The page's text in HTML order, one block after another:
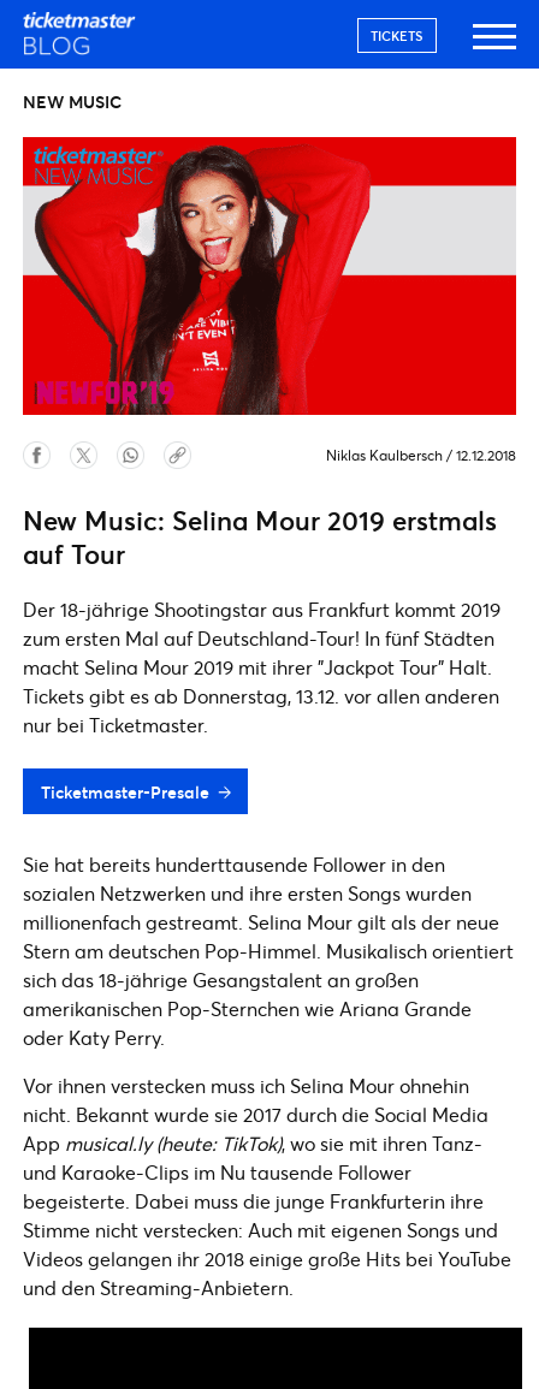
TICKETS
NEW MUSIC
Niklas Kaulbersch / 12.12.2018
New Music: Selina Mour 2019 erstmals
auf Tour
Der 18-jährige Shootingstar aus Frankfurt kommt 2019
zum ersten Mal auf Deutschland-Tour! In fünf Städten
macht Selina Mour 2019 mit ihrer "Jackpot Tour" Halt.
Tickets gibt es ab Donnerstag, 13.12. vor allen anderen
nur bei Ticketmaster.
Ticketmaster-Presale
Sie hat bereits hunderttausende Follower in den
sozialen Netzwerken und ihre ersten Songs wurden
millionenfach gestreamt. Selina Mour gilt als der neue
Stern am deutschen Pop-Himmel. Musikalisch orientiert
sich das 18-jährige Gesangstalent an großen
amerikanischen Pop-Sternchen wie Ariana Grande
oder Katy Perry.
Vor ihnen verstecken muss ich Selina Mour ohnehin
nicht. Bekannt wurde sie 2017 durch die Social Media
App musical.ly (heute: TikTok), wo sie mit ihren Tanz-
und Karaoke-Clips im Nu tausende Follower
begeisterte. Dabei muss die junge Frankfurterin ihre
Stimme nicht verstecken: Auch mit eigenen Songs und
Videos gelangen ihr 2018 einige große Hits bei YouTube
und den Streaming-Anbietern.